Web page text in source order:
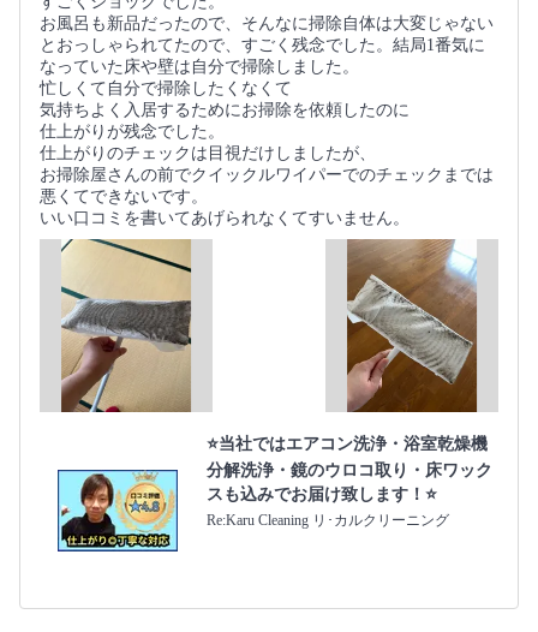
お風呂も新品だったので、そんなに掃除自体は大変じゃない
とおっしゃられてたので、すごく残念でした。結局1番気に
なっていた床や壁は自分で掃除しました。
忙しくて自分で掃除したくなくて
気持ちよく入居するためにお掃除を依頼したのに
仕上がりが残念でした。
仕上がりのチェックは目視だけしましたが、
お掃除屋さんの前でクイックルワイパーでのチェックまでは
悪くてできないです。
いい口コミを書いてあげられなくてすいません。
⭐当社ではエアコン洗浄・浴室乾燥機
分解洗浄・鏡のウロコ取り・床ワック
スも込みでお届け致します！⭐
Re:Karu Cleaning リ･カルクリーニング